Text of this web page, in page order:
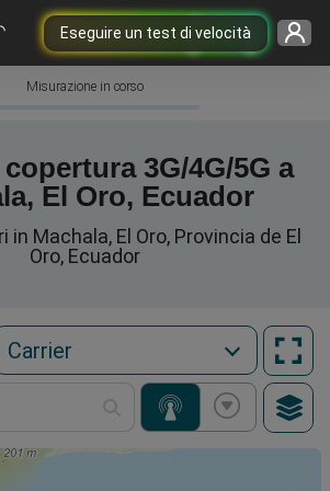
Eseguire un test di velocità
Misurazione in corso
3G/4G/5G a
El Oro, Ecuador
Machala, El Oro, Provincia de El
Oro, Ecuador